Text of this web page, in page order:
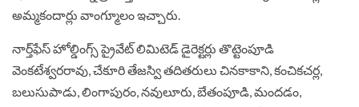
అమ్మకందార్లు వాంగ్మూలం ఇచ్చారు.
నార్త్‌ఫేస్‌ హోల్డింగ్స్‌ ప్రైవేట్‌ లిమిటెడ్‌ డైరెక్టర్లు తొట్టెంపూడి
వెంకటేశ్వరరావు, చేకూరి తేజస్వి తదితరులు చినకాకాని, కంచికచర్ల,
బలుసుపాడు, లింగాపురం, నవులూరు, బేతంపూడి, మందడం,